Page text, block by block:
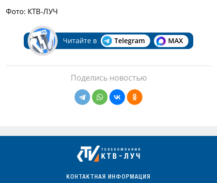
Фото: КТВ-ЛУЧ
Читайте в Telegram MAX
Поделись новостью
КОНТАКТНАЯ ИНФОРМАЦИЯ